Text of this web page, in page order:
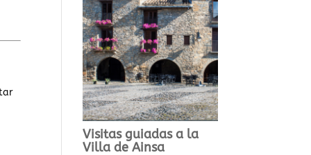
Visitas guiadas a la
Villa de Ainsa